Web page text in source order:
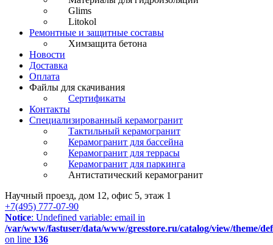
Glims
Litokol
Ремонтные и защитные составы
Химзащита бетона
Новости
Доставка
Оплата
Файлы для скачивания
Сертификаты
Контакты
Специализированный керамогранит
Тактильный керамогранит
Керамогранит для бассейна
Керамогранит для террасы
Керамогранит для паркинга
Антистатический керамогранит
Научный проезд, дом 12, офис 5, этаж 1
+7(495) 777-07-90
Notice: Undefined variable: email in
/var/www/fastuser/data/www/gresstore.ru/catalog/view/theme/
on line 136